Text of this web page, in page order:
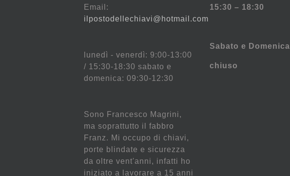
Email:
ilpostodellechiavi@hotmail.com
lunedì - venerdì: 9:00-13:00
/ 15:30-18:30 sabato e
domenica: 09:30-12:30
Sono Francesco Magrini,
ma soprattutto il fabbro
Franz. Mi occupo di chiavi,
porte blindate e sicurezza
da oltre vent'anni, infatti ho
iniziato a lavorare a 15 anni
15:30 – 18:30
Sabato e Domenica
chiuso